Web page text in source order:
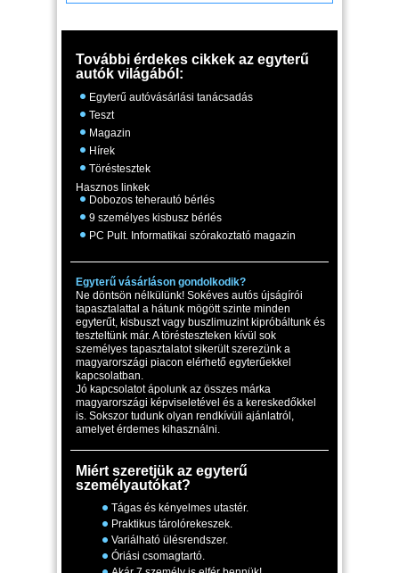
További érdekes cikkek az egyterű
autók világából:
Egyterű autóvásárlási tanácsadás
Teszt
Magazin
Hírek
Töréstesztek
Hasznos linkek
Dobozos teherautó bérlés
9 személyes kisbusz bérlés
PC Pult. Informatikai szórakoztató magazin
Egyterű vásárláson gondolkodik?
Ne döntsön nélkülünk! Sokéves autós újságírói
tapasztalattal a hátunk mögött szinte minden
egyterűt, kisbuszt vagy buszlimuzint kipróbáltunk és
teszteltünk már. A törésteszteken kívül sok
személyes tapasztalatot sikerült szerezünk a
magyarországi piacon elérhető egyterűekkel
kapcsolatban.
Jó kapcsolatot ápolunk az összes márka
magyarországi képviseletével és a kereskedőkkel
is. Sokszor tudunk olyan rendkívüli ajánlatról,
amelyet érdemes kihasználni.
Miért szeretjük az egyterű
személyautókat?
Tágas és kényelmes utastér.
Praktikus tárolórekeszek.
Variálható ülésrendszer.
Óriási csomagtartó.